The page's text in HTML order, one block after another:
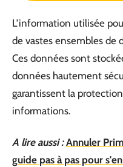
L’information utilisée
de vastes ensembles de
Ces données sont
données hautement
garantissent la
informations.
A lire aussi : Annuler
guide pas à pas pour